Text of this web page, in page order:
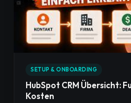
SETUP & ONBOARDING
HubSpot CRM Übersicht:
Kosten